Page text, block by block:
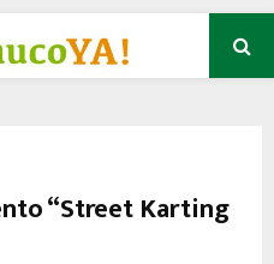
“Street Karting